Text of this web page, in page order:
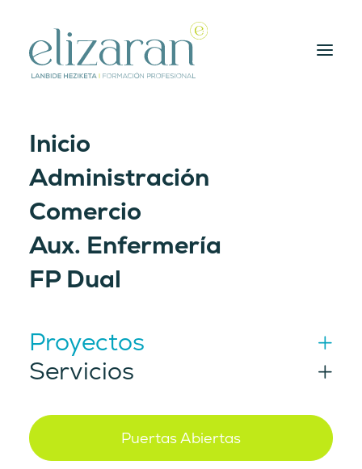
Inicio
Administración
Comercio
Aux. Enfermería
FP Dual
Proyectos
Servicios
Puertas Abiertas
Garbitu